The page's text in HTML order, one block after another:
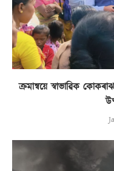
ক্ৰমান্বয়ে স্বাভাৱিক